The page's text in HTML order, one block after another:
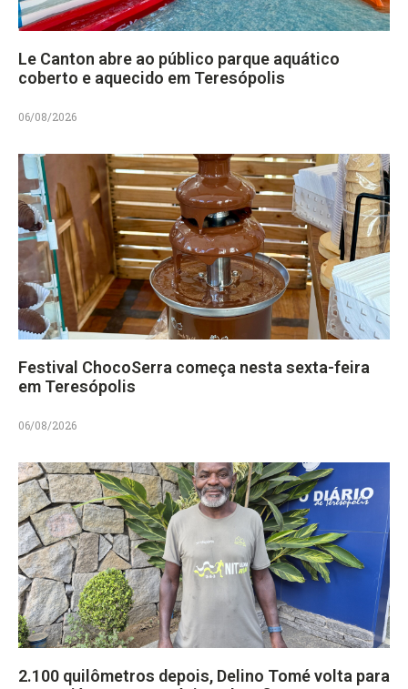
Le Canton abre ao público parque aquático
coberto e aquecido em Teresópolis
06/08/2026
Festival ChocoSerra começa nesta sexta-feira
em Teresópolis
06/08/2026
2.100 quilômetros depois, Delino Tomé volta para